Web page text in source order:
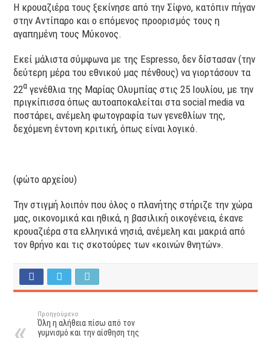
Η κρουαζιέρα τους ξεκίνησε από την Σίφνο, κατόπιν πήγαν
στην Αντίπαρο και ο επόμενος προορισμός τους η
αγαπημένη τους Μύκονος.
Εκεί μάλιστα σύμφωνα με της Espresso, δεν δίστασαν (την
δεύτερη μέρα του εθνικού μας πένθους) να γιορτάσουν τα
22α γενέθλια της Μαρίας Ολυμπίας στις 25 Ιουλίου, με την
πριγκίπισσα όπως αυτοαποκαλείται στα social media να
ποστάρει, ανέμελη φωτογραφία των γενεθλίων της,
δεχόμενη έντονη κριτική, όπως είναι λογικό.
(φώτο αρχείου)
Την στιγμή λοιπόν που όλος ο πλανήτης στήριζε την χώρα
μας, οικονομικά και ηθικά, η βασιλική οικογένεια, έκανε
κρουαζιέρα στα ελληνικά νησιά, ανέμελη και μακριά από
τον θρήνο και τις σκοτούρες των «κοινών θνητών».
Προηγούμενο
Όλη η αλήθεια πίσω από τον
γυμνισμό και την αίσθηση της